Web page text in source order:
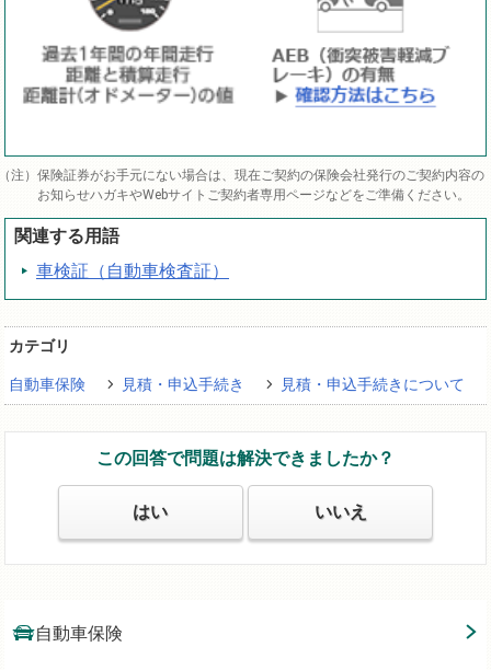
保険証券がお手元にない場合は、現在ご契約の保険会社発行のご契約内容の
お知らせハガキやWebサイトご契約者専用ページなどをご準備ください。
関連する用語
車検証（自動車検査証）
カテゴリ
自動車保険 見積・申込手続き 見積・申込手続きについて
この回答で問題は解決できましたか？
はい いいえ
自動車保険